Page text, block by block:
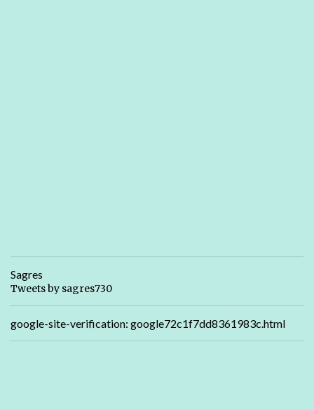
Sagres
Tweets by sagres730
google-site-verification: google72c1f7dd8361983c.html